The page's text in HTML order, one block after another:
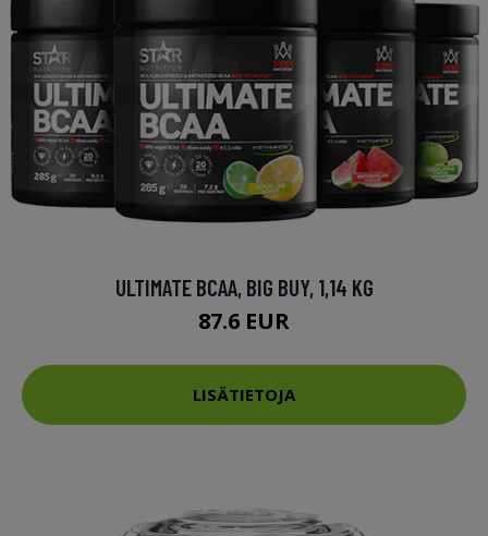
ULTIMATE BCAA, BIG BUY, 1,14 KG
87.6 EUR
LISÄTIETOJA